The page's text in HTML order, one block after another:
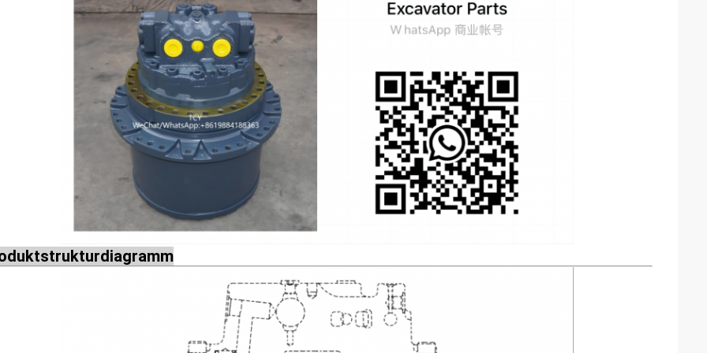
8:55 AM
Good day, what product are you looking
for?